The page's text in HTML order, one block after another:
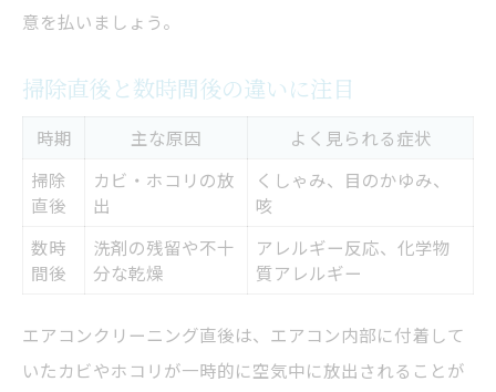
意を払いましょう。
掃除直後と数時間後の違いに注目
時期 主な原因
よく見られる症状
掃除
直後
カビ・ホコリの放
出
くしゃみ、目のかゆみ、
咳
数時
間後
洗剤の残留や不十
分な乾燥
アレルギー反応、化学物
質アレルギー
エアコンクリーニング直後は、エアコン内部に付着して
いたカビやホコリが一時的に空気中に放出されることが